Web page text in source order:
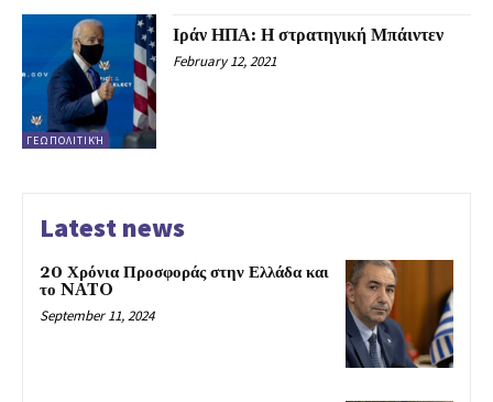
ΓΕΩΠΟΛΙΤΙΚΉ
Ιράν ΗΠΑ: Η στρατηγική Μπάιντεν
February 12, 2021
Latest news
20 Χρόνια Προσφοράς στην Ελλάδα και
το NATO
September 11, 2024